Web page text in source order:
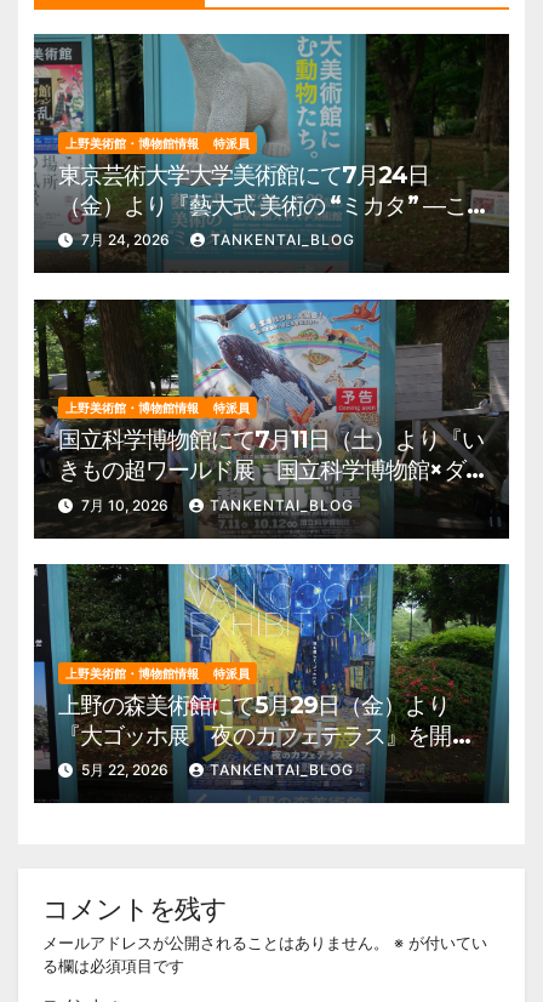
上野美術館・博物館情報 特派員
東京芸術大学大学美術館にて7月24日
（金）より『藝大式 美術の “ミカタ” ―こ
の夏、藝大生になる―』を開催。 上野公
園 美術館・博物館 混雑情報他
7月 24, 2026 TANKENTAI_BLOG
上野美術館・博物館情報 特派員
国立科学博物館にて7月11日（土）より『い
きもの超ワールド展 国立科学博物館×ダ
ーウィンが来た！』を開催。 上野公園
美術館・博物館 混雑情報他
7月 10, 2026 TANKENTAI_BLOG
上野美術館・博物館情報 特派員
上野の森美術館にて5月29日（金）より
『大ゴッホ展 夜のカフェテラス』を開
催。 上野公園 美術館・博物館 混雑情
報他
5月 22, 2026 TANKENTAI_BLOG
コメントを残す
メールアドレスが公開されることはありません。 ※ が付いてい
る欄は必須項目です